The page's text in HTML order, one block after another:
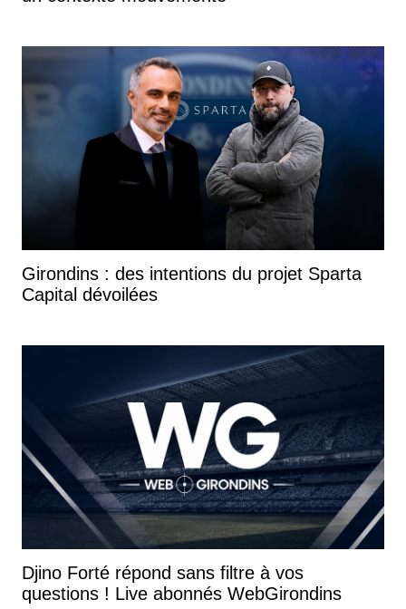
Girondins : des intentions du projet Sparta
Capital dévoilées
Djino Forté répond sans filtre à vos
questions ! Live abonnés WebGirondins